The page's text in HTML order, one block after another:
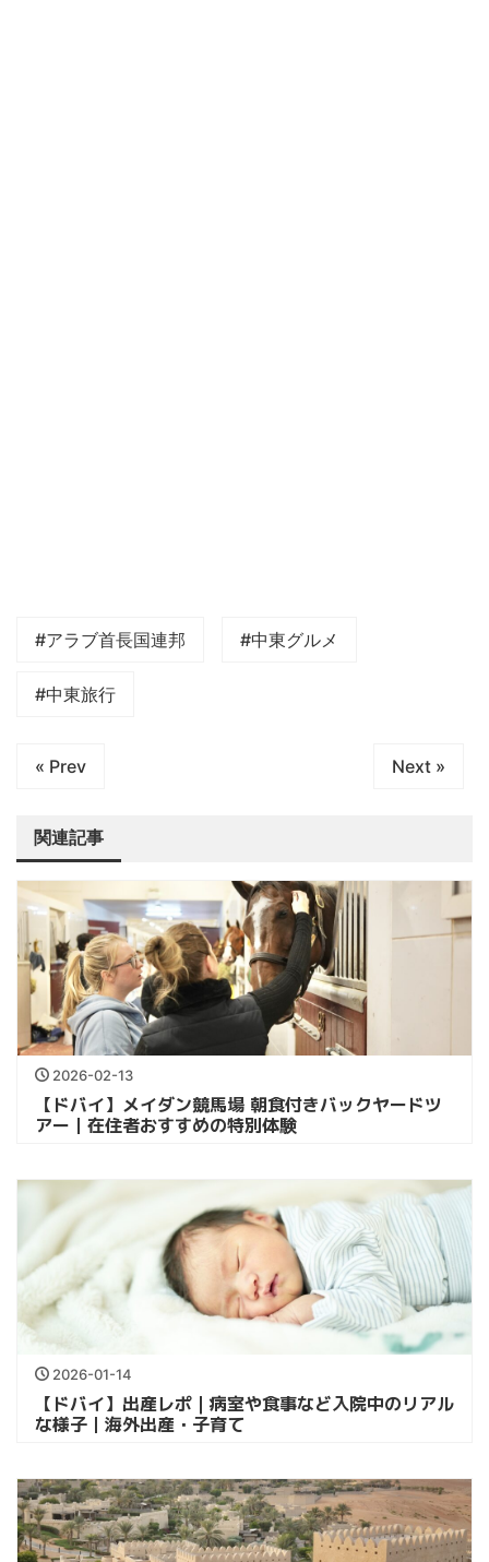
#アラブ首長国連邦 #中東グルメ
#中東旅行
« Prev Next »
関連記事
2026-02-13
【ドバイ】メイダン競馬場 朝食付きバックヤードツ
アー｜在住者おすすめの特別体験
2026-01-14
【ドバイ】出産レポ｜病室や食事など入院中のリアル
な様子｜海外出産・子育て